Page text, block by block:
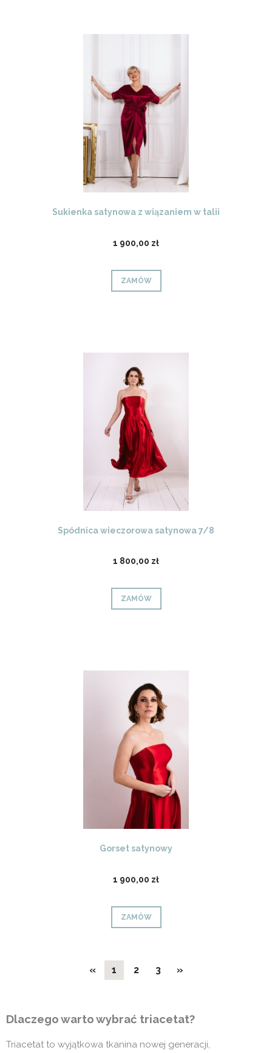
Sukienka satynowa z wiązaniem w talii
1 900,00 zł
ZAMÓW
Spódnica wieczorowa satynowa 7/8
1 800,00 zł
ZAMÓW
Gorset satynowy
1 900,00 zł
ZAMÓW
« 1 2 3 »
Dlaczego warto wybrać triacetat?
Triacetat to wyjątkowa tkanina nowej generacji,